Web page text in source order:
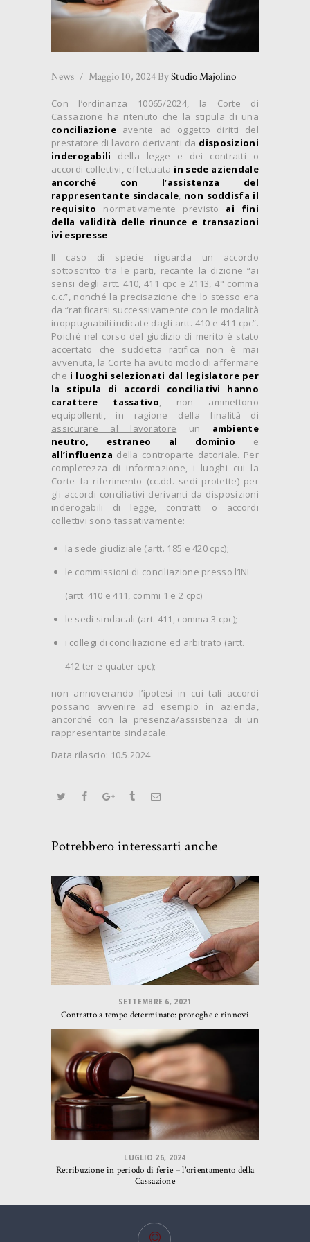
News Maggio 10, 2024 ByStudio Majolino
Con l’ordinanza 10065/2024, la Corte di
Cassazione ha ritenuto che la stipula di una
conciliazione avente ad oggetto diritti del
prestatore di lavoro derivanti da disposizioni
inderogabili della legge e dei contratti o
accordi collettivi, effettuata in sede aziendale
ancorché con l’assistenza del
rappresentante sindacale, non soddisfa il
requisito normativamente previsto ai fini
della validità delle rinunce e transazioni
ivi espresse.
Il caso di specie riguarda un accordo
sottoscritto tra le parti, recante la dizione “ai
sensi degli artt. 410, 411 cpc e 2113, 4° comma
c.c.”, nonché la precisazione che lo stesso era
da “ratificarsi successivamente con le modalità
inoppugnabili indicate dagli artt. 410 e 411 cpc”.
Poiché nel corso del giudizio di merito è stato
accertato che suddetta ratifica non è mai
avvenuta, la Corte ha avuto modo di affermare
che i luoghi selezionati dal legislatore per
la stipula di accordi conciliativi hanno
carattere tassativo, non ammettono
equipollenti, in ragione della finalità di
assicurare al lavoratore un ambiente
neutro, estraneo al dominio e
all’influenza della controparte datoriale. Per
completezza di informazione, i luoghi cui la
Corte fa riferimento (cc.dd. sedi protette) per
gli accordi conciliativi derivanti da disposizioni
inderogabili di legge, contratti o accordi
collettivi sono tassativamente:
la sede giudiziale (artt. 185 e 420 cpc);
le commissioni di conciliazione presso l’INL
(artt. 410 e 411, commi 1 e 2 cpc)
le sedi sindacali (art. 411, comma 3 cpc);
i collegi di conciliazione ed arbitrato (artt.
412 ter e quater cpc);
non annoverando l’ipotesi in cui tali accordi
possano avvenire ad esempio in azienda,
ancorché con la presenza/assistenza di un
rappresentante sindacale.
Data rilascio: 10.5.2024
Potrebbero interessarti anche
SETTEMBRE 6, 2021
Contratto a tempo determinato: proroghe e rinnovi
LUGLIO 26, 2024
Retribuzione in periodo di ferie – l’orientamento della
Cassazione